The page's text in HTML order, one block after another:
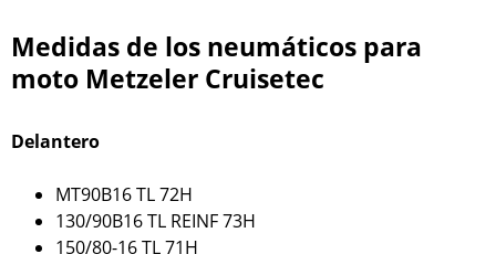
Medidas de los neumáticos para
moto Metzeler Cruisetec
Delantero
MT90B16 TL 72H
130/90B16 TL REINF 73H
150/80-16 TL 71H